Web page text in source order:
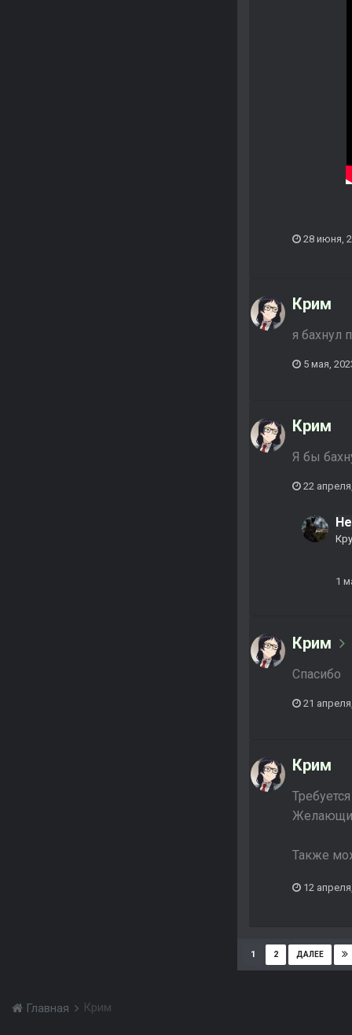
28 июня,
Крим
я бахнул
5 мая,
Крим
Я бы
22
1
Крим
Спасибо
21
Крим
Также
12
1 2 ДАЛЕЕ
Главная Крим